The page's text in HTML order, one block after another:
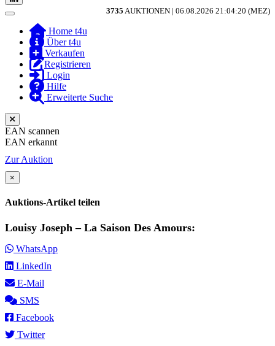
3735 AUKTIONEN | 06.08.2026 21:04:20 (MEZ)
Toggle navigation
Home t4u
Über t4u
Verkaufen
Registrieren
Login
Hilfe
Erweiterte Suche
EAN scannen
EAN erkannt
Zur Auktion
×
Auktions-Artikel teilen
Louisy Joseph – La Saison Des Amours:
WhatsApp
LinkedIn
E-Mail
SMS
Facebook
Twitter